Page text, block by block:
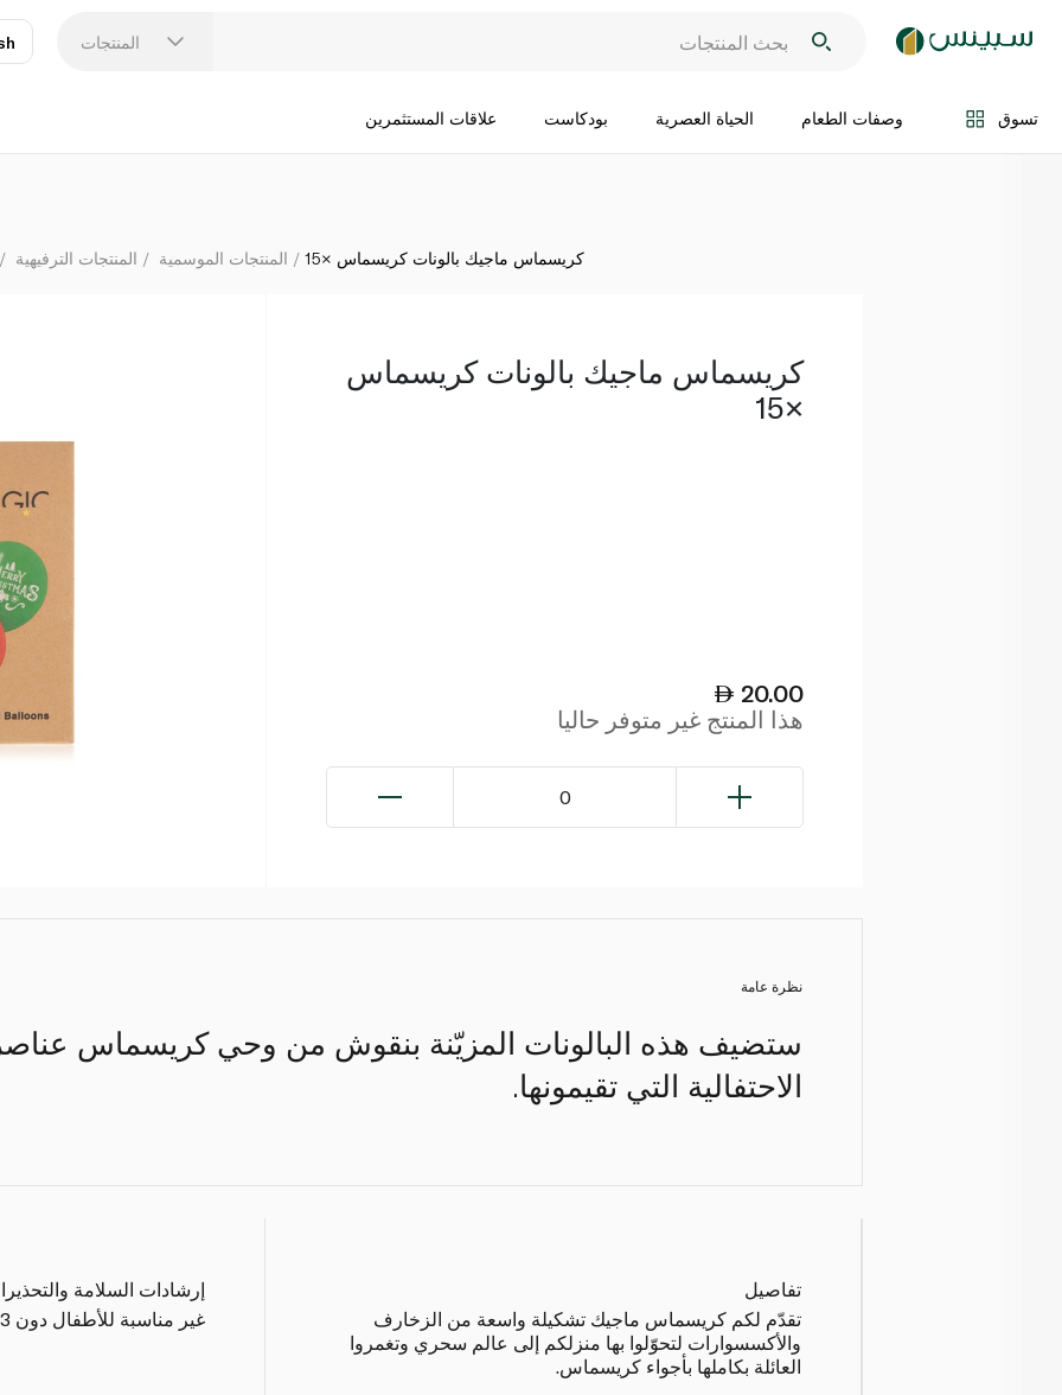
المنتجات
تسوق وصفات الطعام الحياة العصرية بودكاست علاقات المستثمرين
اضف الى السلة
المنتجات الترفيهية المنتجات الموسمية كريسماس ماجيك بالونات كريسماس ×15
كريسماس ماجيك بالونات كريسماس
×15
20.00
هذا المنتج غير متوفر حاليا
0
نظرة عامة
ستضيف هذه البالونات المزيّنة بنقوش من وحي كريسماس عناصر
الاحتفالية التي تقيمونها.
تفاصيل
تقدّم لكم كريسماس ماجيك تشكيلة واسعة من الزخارف
والأكسسوارات لتحوّلوا بها منزلكم إلى عالم سحري وتغمروا
العائلة بكاملها بأجواء كريسماس.
إرشادات السلامة
غير مناسبة للأطفال دون 3 سنوات